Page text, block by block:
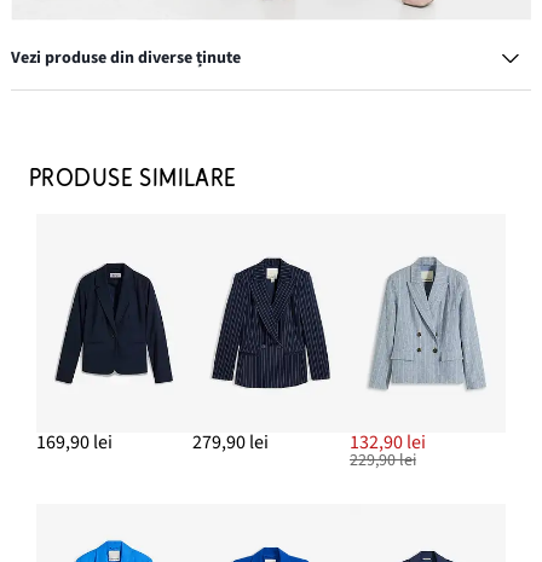
Vezi produse din diverse ținute
144,90 lei
Bluză care se îmbracă pe cap, din viscoză fluidă
119,90 lei
ADAUGĂ ÎN COȘ
Sacou cu buzunare cu paspoal
PRODUSE SIMILARE
169,90 lei 279,90 lei 132,90 lei
229,90 lei